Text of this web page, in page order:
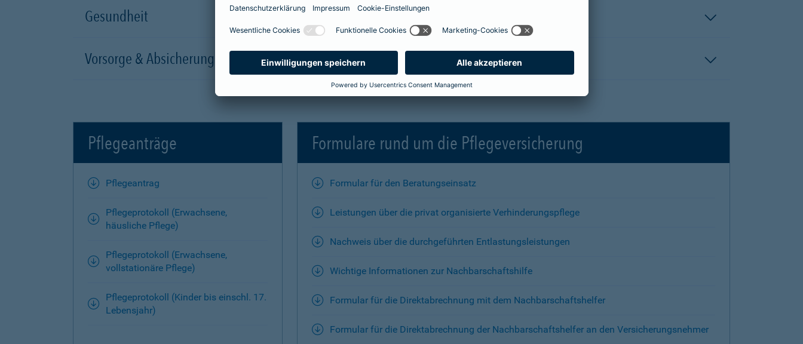
Gesundheit
Vorsorge & Absicherung
Pflegeanträge
Pflegeantrag
Pflegeprotokoll (Erwachsene,
häusliche Pflege)
Pflegeprotokoll (Erwachsene,
vollstationäre Pflege)
Pflegeprotokoll (Kinder bis einschl. 17.
Lebensjahr)
Formulare rund um die Pflegeversicherung
Formular für den Beratungseinsatz
Leistungen über die privat organisierte Verhinderungspflege
Nachweis über die durchgeführten Entlastungsleistungen
Wichtige Informationen zur Nachbarschaftshilfe
Formular für die Direktabrechnung mit dem Nachbarschaftshelfer
Formular für die Direktabrechnung der Nachbarschaftshelfer an den Versicherungsnehmer